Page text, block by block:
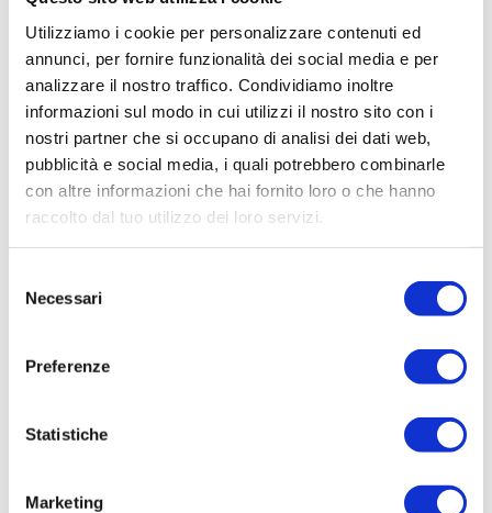
Utilizziamo i cookie per personalizzare contenuti ed
annunci, per fornire funzionalità dei social media e per
analizzare il nostro traffico. Condividiamo inoltre
informazioni sul modo in cui utilizzi il nostro sito con i
nostri partner che si occupano di analisi dei dati web,
pubblicità e social media, i quali potrebbero combinarle
con altre informazioni che hai fornito loro o che hanno
raccolto dal tuo utilizzo dei loro servizi.
delNecessari
Preferenze
Statistiche
Marketing